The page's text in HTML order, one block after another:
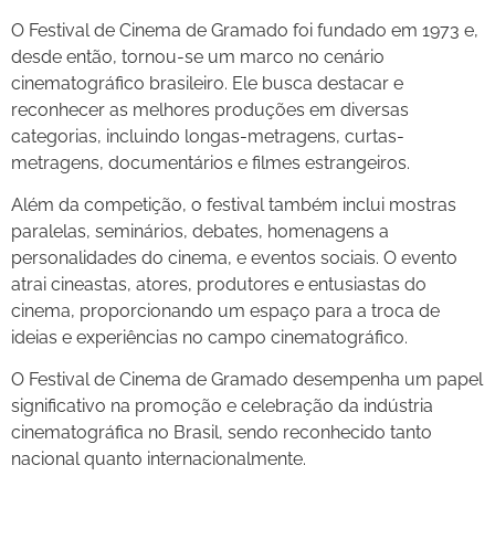
O Festival de Cinema de Gramado foi fundado em 1973 e,
desde então, tornou-se um marco no cenário
cinematográfico brasileiro. Ele busca destacar e
reconhecer as melhores produções em diversas
categorias, incluindo longas-metragens, curtas-
metragens, documentários e filmes estrangeiros.
Além da competição, o festival também inclui mostras
paralelas, seminários, debates, homenagens a
personalidades do cinema, e eventos sociais. O evento
atrai cineastas, atores, produtores e entusiastas do
cinema, proporcionando um espaço para a troca de
ideias e experiências no campo cinematográfico.
O Festival de Cinema de Gramado desempenha um papel
significativo na promoção e celebração da indústria
cinematográfica no Brasil, sendo reconhecido tanto
nacional quanto internacionalmente.